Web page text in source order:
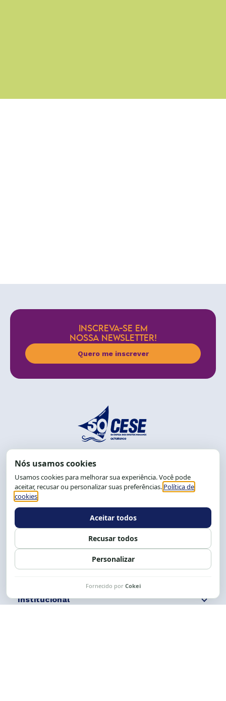
INSCREVA-SE EM
NOSSA NEWSLETTER!
Quero me inscrever
End.: R. da Graça, 150. Graça
CEP: 40.150-055
Salvador-BA, Brasil.
Tel.: (71) 2104-5457, Cel.: (71) 9 9239-2104 ou 2105
Expediente: 8h às 12h e 13 às 17h.
Siga nossas redes Fale conosco
Institucional